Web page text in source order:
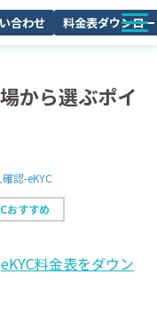
合わせ 料金表ダウンロ
から選ぶポイ
認-eKYC
おすすめ
eKYC料金表をダウン